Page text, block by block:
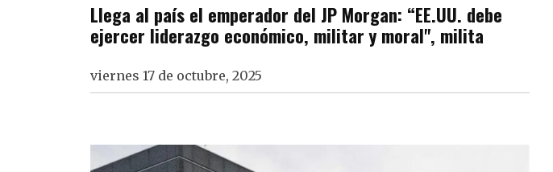
Llega al país el emperador del JP Morgan: “EE.UU. debe
ejercer liderazgo económico, militar y moral", milita
viernes 17 de octubre, 2025